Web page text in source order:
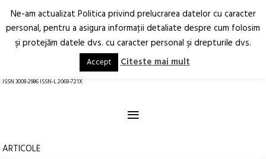
Arhitectură.
Oraș.
RO EN
ISSN 3008-2986 ISSN-L 2069-721X
≡
ARTICOLE
Ne-am actualizat Politica privind prelucrarea datelor cu caracter
personal, pentru a asigura informaţii detaliate despre cum folosim
şi protejăm datele dvs. cu caracter personal şi drepturile dvs.
Accept Citeste mai mult